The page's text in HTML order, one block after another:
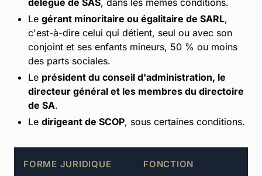
Le gérant minoritaire ou égalitaire de SARL,
c'est-à-dire celui qui détient, seul ou avec son
conjoint et ses enfants mineurs, 50 % ou moins
des parts sociales.
Le président du conseil d'administration, le
directeur général et les membres du directoire
de SA.
Le dirigeant de SCOP, sous certaines conditions.
FORME JURIDIQUE FONCTION